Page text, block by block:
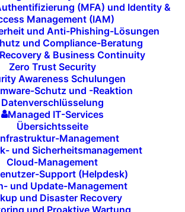
(MFA) und Identity &
Management (IAM)
und Anti-Phishing-Lösungen
und Compliance-Beratung
& Business Continuity
Zero Trust Security
Awareness Schulungen
Schutz und -Reaktion
Datenverschlüsselung
Managed IT-Services
Übersichtsseite
Management
und Sicherheitsmanagement
Cloud-Management
Support (Helpdesk)
und Update-Management
und Disaster Recovery
und Proaktive Wartung
ist inspiriert von schnellen,
im Sport – dem
– bei dem das Team
bespricht und das weitere
ist die Möglichkeit,
unkompliziert zu organisieren, zu
Teil der Teamarbeit
Huddle Space bietet genau das: eine
fortschrittliche und intuitiv
für kurze, produktive Meetings.
Space-Lösungen sind darauf